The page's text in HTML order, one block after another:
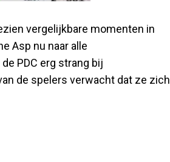
vergelijkbare momenten in
Asp nu naar alle
PDC erg strang bij
de spelers verwacht dat ze zich